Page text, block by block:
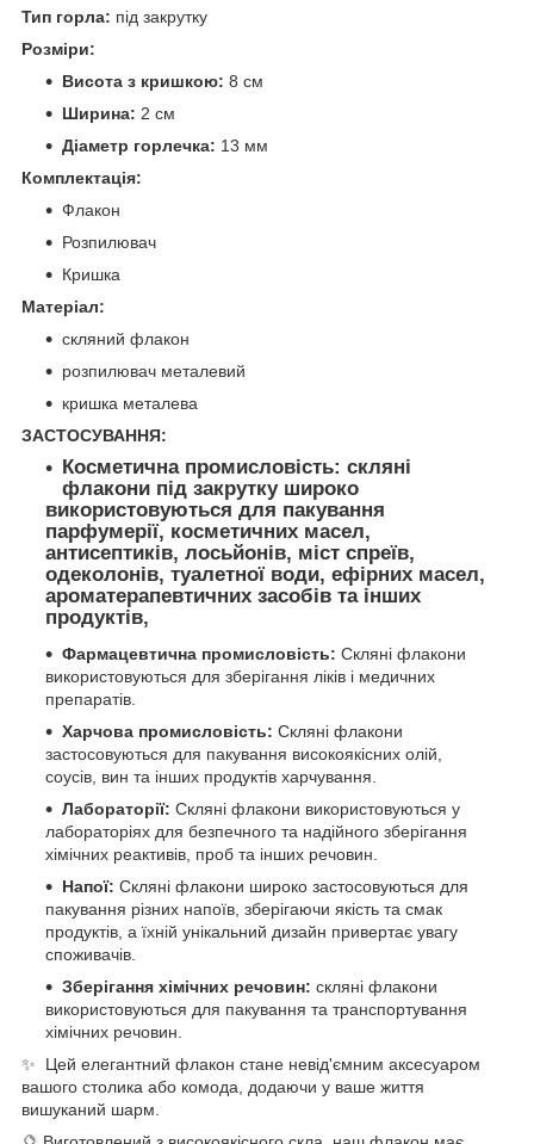
Тип горла: під закрутку
Розміри:
Висота з кришкою: 8 см
Ширина: 2 см
Діаметр горлечка: 13 мм
Комплектація:
Флакон
Розпилювач
Кришка
Матеріал:
скляний флакон
розпилювач металевий
кришка металева
ЗАСТОСУВАННЯ:
Косметична промисловість: скляні
флакони під закрутку широко
використовуються для пакування
парфумерії, косметичних масел,
антисептиків, лосьйонів, міст спреїв,
одеколонів, туалетної води, ефірних масел,
ароматерапевтичних засобів та інших
продуктів,
Фармацевтична промисловість: Скляні флакони
використовуються для зберігання ліків і медичних
препаратів.
Харчова промисловість: Скляні флакони
застосовуються для пакування високоякісних олій,
соусів, вин та інших продуктів харчування.
Лабораторії: Скляні флакони використовуються у
лабораторіях для безпечного та надійного зберігання
хімічних реактивів, проб та інших речовин.
Напої: Скляні флакони широко застосовуються для
пакування різних напоїв, зберігаючи якість та смак
продуктів, а їхній унікальний дизайн привертає увагу
споживачів.
Зберігання хімічних речовин: скляні флакони
використовуються для пакування та транспортування
хімічних речовин.
✨ Цей елегантний флакон стане невід'ємним аксесуаром
вашого столика або комода, додаючи у ваше життя
вишуканий шарм.